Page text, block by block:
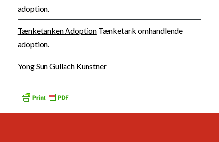
adoption.
Tænketanken AdoptionTænketank omhandlende
adoption.
Yong Sun GullachKunstner